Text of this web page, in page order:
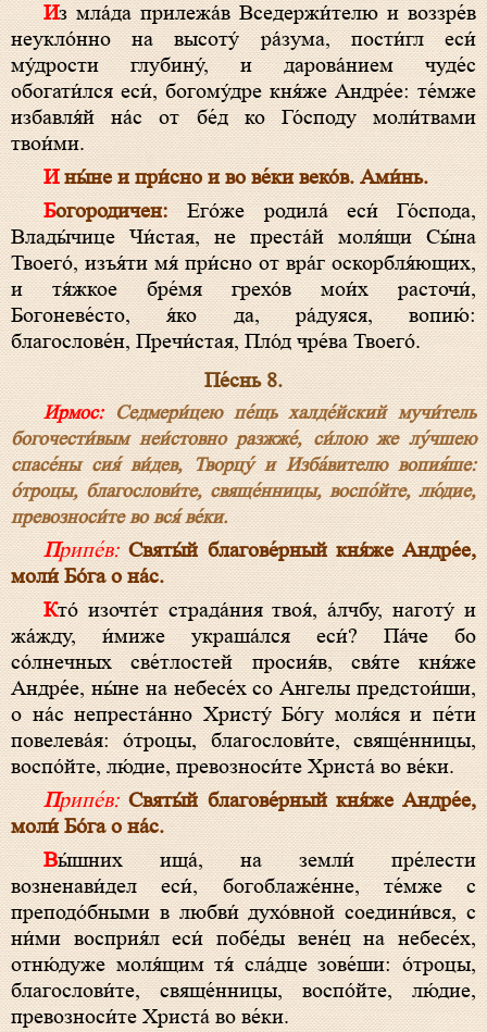
Из мла́да прилежа́в Вседержи́телю и воззре́в
неукло́нно на высоту́ ра́зума, пости́гл еси́
му́дрости глубину́, и дарова́нием чуде́с
обогати́лся еси́, богому́дре кня́же Андре́е: те́мже
избавля́й на́с от бе́д ко Го́споду моли́твами
твои́ми.
И ны́не и при́сно и во ве́ки веко́в. Ами́нь.
Богородичен:Его́же родила́ еси́ Го́спода,
Влады́чице Чи́стая, не преста́й моля́щи Сы́на
Твоего́, изъя́ти мя́ при́сно от вра́г оскорбля́ющих,
и тя́жкое бре́мя грехо́в мои́х расточи́,
Богоневе́сто, я́ко да, ра́дуяся, вопию́:
благослове́н, Пречи́стая, Пло́д чре́ва Твоего́.
Пе́снь 8.
Ирмос:Седмери́цею пе́щь халде́йский мучи́тель
богочести́вым неи́стовно разжже́, си́лою же лу́чшею
спасе́ны сия́ ви́дев, Творцу́ и Изба́вителю вопия́ше:
о́троцы, благослови́те, свяще́нницы, воспо́йте, лю́дие,
превозноси́те во вся́ ве́ки.
Припе́в: Святы́й благове́рный кня́же Андре́е,
моли́ Бо́га о на́с.
Кто́ изочте́т страда́ния твоя́, а́лчбу, наготу́ и
жа́жду, и́миже украша́лся еси́? Па́че бо
со́лнечных све́тлостей просия́в, свя́те кня́же
Андре́е, ны́не на небесе́х со Ангелы предстои́ши,
о на́с непреста́нно Христу́ Бо́гу моля́ся и пе́ти
повелева́я: о́троцы, благослови́те, свяще́нницы,
воспо́йте, лю́дие, превозноси́те Христа́ во ве́ки.
Припе́в: Святы́й благове́рный кня́же Андре́е,
моли́ Бо́га о на́с.
Вы́шних ища́, на земли́ пре́лести
возненави́дел еси́, богоблаже́нне, те́мже с
преподо́бными в любви́ духо́вной соедини́вся, с
ни́ми восприя́л еси́ побе́ды вене́ц на небесе́х,
отню́дуже моля́щим тя́ сла́дце зове́ши: о́троцы,
благослови́те, свяще́нницы, воспо́йте, лю́дие,
превозноси́те Христа́ во ве́ки.